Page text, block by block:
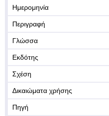
Ημερομηνία
Περιγραφή
Γλώσσα
Εκδότης
Σχέση
Δικαιώματα χρήσης
Πηγή